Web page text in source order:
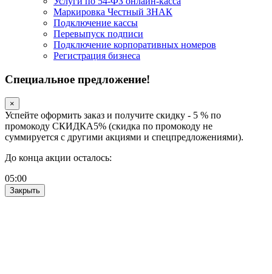
Маркировка Честный ЗНАК
Подключение кассы
Перевыпуск подписи
Подключение корпоративных номеров
Регистрация бизнеса
Специальное предложение!
×
Успейте оформить заказ и получите скидку - 5 % по
промокоду СКИДКА5% (скидка по промокоду не
суммируется с другими акциями и спецпредложениями).
До конца акции осталось:
05:00
Закрыть